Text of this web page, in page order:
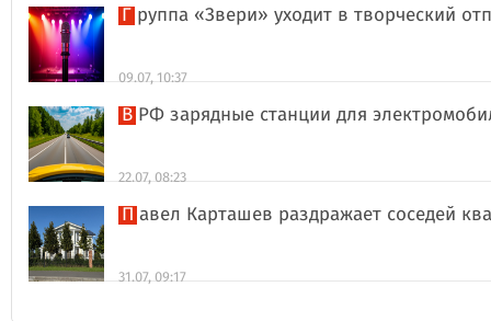
Группа «Звери» уходит в творческий
09.07, 10:37
В РФ зарядные станции для
22.07, 08:23
Павел Карташев раздражает соседей
31.07, 09:17